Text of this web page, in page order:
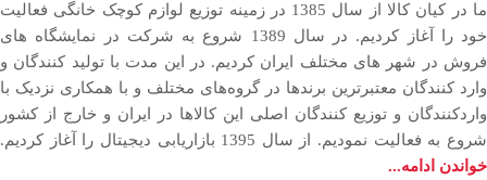
ما در کیان کالا از سال 1385 در زمینه توزیع لوازم کوچک خانگی فعالیت
خود را آغاز کردیم. در سال 1389 شروع به شرکت در نمایشگاه های
فروش در شهر های مختلف ایران کردیم. در اين مدت با توليد كنندگان و
وارد كنندگان معتبرترین برندها در گروه‌‏های مختلف و با همکاری نزدیک با
وارد‏کنندگان و توزیع‏ کنندگان اصلی این کالاها در ایران و خارج از کشور
شروع به فعاليت نمودیم. از سال 1395 بازاریابی دیجیتال را آغاز کردیم.
خواندن ادامه...